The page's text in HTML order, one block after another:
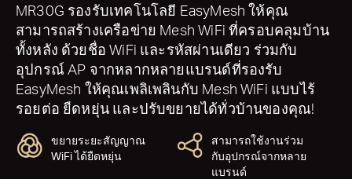
MR30G รองรับเทคโนโลยี EasyMesh ให้คุณ
สามารถสร้างเครือข่าย Mesh WiFi ที่ครอบคลุมบ้าน
ทั้งหลัง ด้วยชื่อ WiFi และรหัสผ่านเดียว ร่วมกับ
อุปกรณ์ AP จากหลากหลายแบรนด์ที่รองรับ
EasyMesh ให้คุณเพลิเพลินกับ Mesh WiFi แบบไร้
รอยต่อ ยืดหยุ่น และปรับขยายได้ทั่วบ้านของคุณ!
ขยายระยะสัญญาณ
WiFi ได้ยืดหยุ่น
สามารถใช้งานร่วม
กับอุปกรณ์จากหลาย
แบรนด์